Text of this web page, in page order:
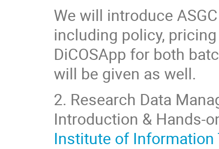
We will introduce
including policy,
DiCOSApp for both
will be given as well.
2. Research Data
Introduction & Hands-
Institute of Information